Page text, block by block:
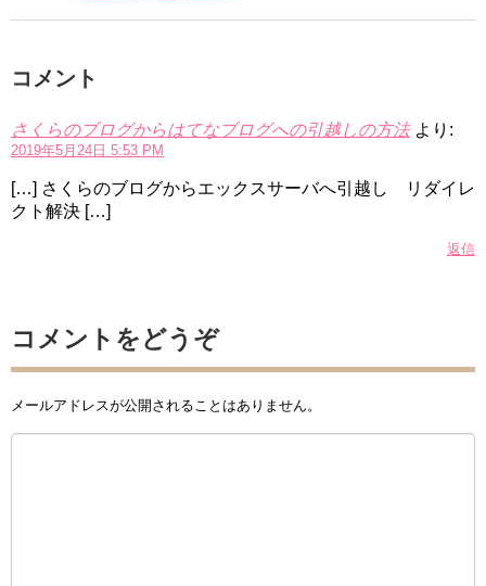
コメント
さくらのブログからはてなブログへの引越しの方法 より:
2019年5月24日 5:53 PM
[…] さくらのブログからエックスサーバへ引越し リダイレ
クト解決 […]
返信
コメントをどうぞ
メールアドレスが公開されることはありません。